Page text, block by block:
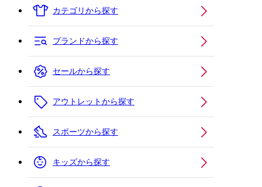
カテゴリから探す
ブランドから探す
セールから探す
アウトレットから探す
スポーツから探す
キッズから探す